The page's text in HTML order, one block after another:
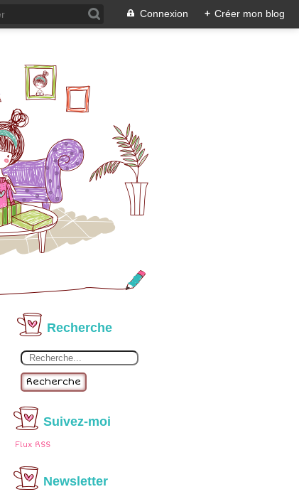
Connexion + Créer mon blog
Recherche
Recherche
Suivez-moi
Flux RSS
Newsletter